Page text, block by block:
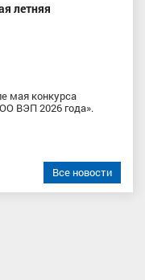
летняя
мая конкурса
ВЭП 2026 года».
Все новости